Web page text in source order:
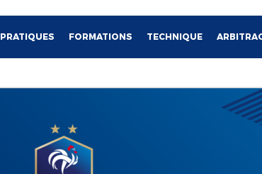
PRATIQUES FORMATIONS TECHNIQUE